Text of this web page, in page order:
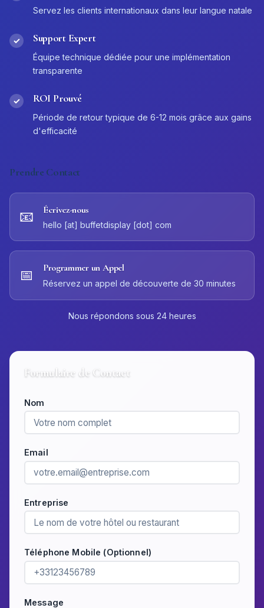
Formulaire de Contact
Nom
Email
Entreprise
Téléphone Mobile (Optionnel)
Message
Servez les clients internationaux dans leur langue natale
✓ Support Expert
Équipe technique dédiée pour une implémentation
transparente
✓ ROI Prouvé
Période de retour typique de 6-12 mois grâce aux gains
d'efficacité
Prendre Contact
📧 Écrivez-nous
hello [at] buffetdisplay [dot] com
📅 Programmer un Appel
Réservez un appel de découverte de 30 minutes
Nous répondons sous 24 heures